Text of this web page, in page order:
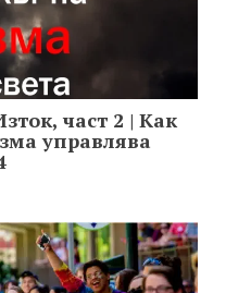
част 2 | Как
управлява